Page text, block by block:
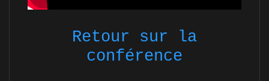
Retour sur la
conférence